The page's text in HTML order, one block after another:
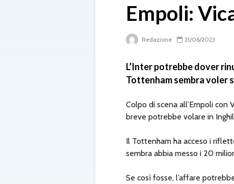
Empoli:
Redazione 21/06/2023
L’Inter potrebbe dover
Tottenham sembra voler
Colpo di scena all’Empoli con
breve potrebbe volare in
Il Tottenham ha acceso i
sembra abbia messo i 20
Se così fosse, l’affare